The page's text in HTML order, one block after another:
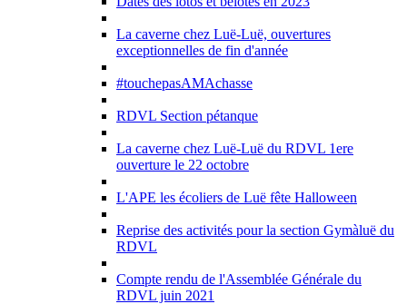
La caverne chez Luë-Luë, ouvertures
exceptionnelles de fin d'année
#touchepasAMAchasse
RDVL Section pétanque
La caverne chez Luë-Luë du RDVL 1ere
ouverture le 22 octobre
L'APE les écoliers de Luë fête Halloween
Reprise des activités pour la section Gymàluë du
RDVL
Compte rendu de l'Assemblée Générale du
RDVL juin 2021